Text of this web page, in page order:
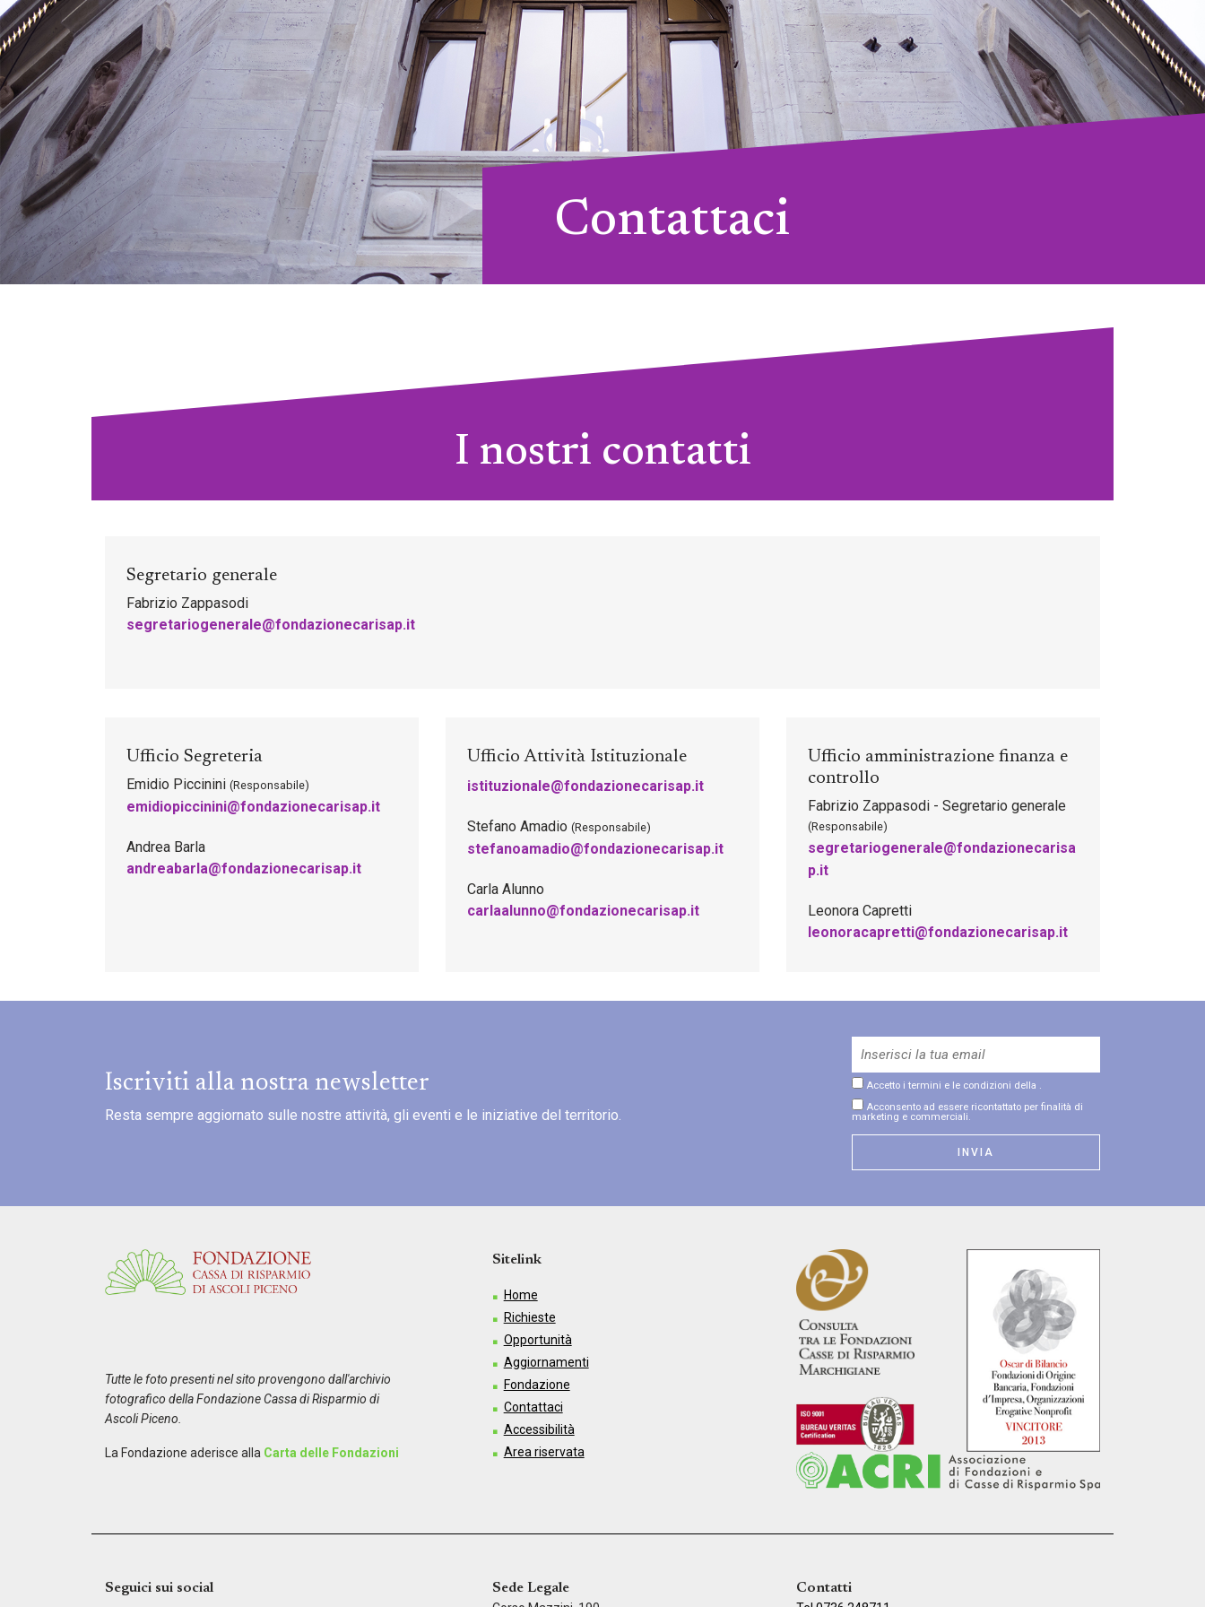
Contattaci
I nostri contatti
Segretario generale
Fabrizio Zappasodi
segretariogenerale@fondazionecarisap.it
Ufficio Segreteria
Emidio Piccinini (Responsabile)
emidiopiccinini@fondazionecarisap.it
Andrea Barla
andreabarla@fondazionecarisap.it
Ufficio Attività Istituzionale
istituzionale@fondazionecarisap.it
Stefano Amadio (Responsabile)
stefanoamadio@fondazionecarisap.it
Carla Alunno
carlaalunno@fondazionecarisap.it
Ufficio amministrazione finanza e
controllo
Fabrizio Zappasodi - Segretario generale
(Responsabile)
segretariogenerale@fondazionecarisa
p.it
Leonora Capretti
leonoracapretti@fondazionecarisap.it
Iscriviti alla nostra newsletter
Resta sempre aggiornato sulle nostre attività, gli eventi e le iniziative del territorio.
Accetto i termini e le condizioni della .
Acconsento ad essere ricontattato per finalità di
marketing e commerciali.
Tutte le foto presenti nel sito provengono dall'archivio
fotografico della Fondazione Cassa di Risparmio di
Ascoli Piceno.
La Fondazione aderisce alla Carta delle Fondazioni
Sitelink
Home
Richieste
Opportunità
Aggiornamenti
Fondazione
Contattaci
Accessibilità
Area riservata
Seguici sui social
Sede Legale
Contatti